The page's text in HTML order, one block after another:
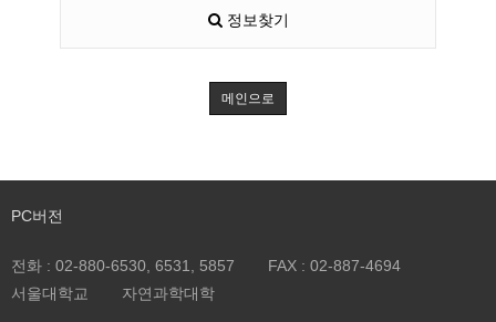
정보찾기
메인으로
PC버전
전화 : 02-880-6530, 6531, 5857 FAX : 02-887-4694
서울대학교
자연과학대학